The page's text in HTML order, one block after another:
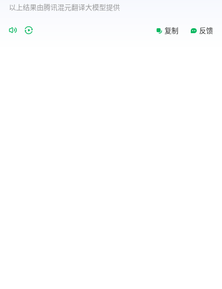
以上结果由腾讯混元翻译大模型提供
复制 反馈